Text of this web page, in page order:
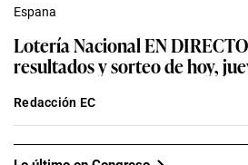
Espana
Lotería Nacional EN
resultados y sorteo de hoy,
Redacción EC